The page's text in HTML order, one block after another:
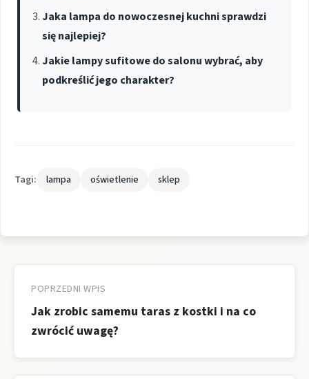
Jaka lampa do nowoczesnej kuchni sprawdzi
się najlepiej?
Jakie lampy sufitowe do salonu wybrać, aby
podkreślić jego charakter?
Tagi: lampa oświetlenie sklep
wpisu
POPRZEDNI WPIS
Jak zrobic samemu taras z kostki i na co
zwrócić uwagę?